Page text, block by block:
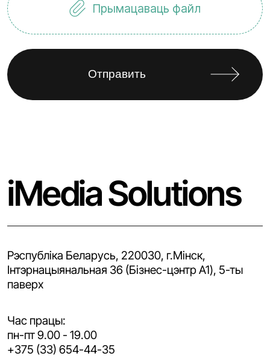
Прымацаваць файл
iMedia Solutions
Рэспубліка Беларусь, 220030, г.Мінск,
Iнтэрнацыянальная 36 (Бізнес-цэнтр A1), 5-ты
паверх
Час працы:
пн-пт 9.00 - 19.00
+375 (33) 654-44-35